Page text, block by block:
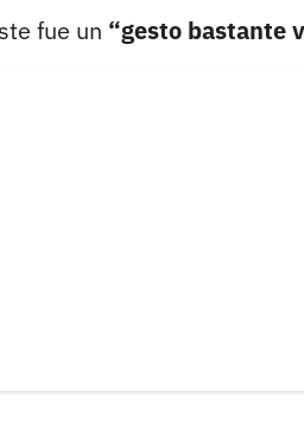
fue un “gesto bastante